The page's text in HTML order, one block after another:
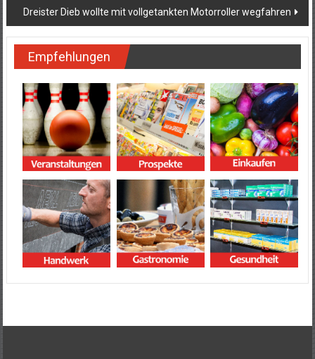
Dreister Dieb wollte mit vollgetankten Motorroller wegfahren
Empfehlungen